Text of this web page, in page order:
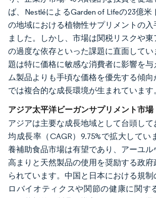
ば、NestléによるGarden of Lifeの23億
の地域における植物性サプリメントの入
ました。しかし、市場は関税リスクや
の過度な依存といった課題に直面して
題は特に価格に敏感な消費者に影響を
ム製品よりも手頃な価格を優先する傾
では複合的な成長環境が生まれています
アジア太平洋ビーガンサプリメント市場
アジアは主要な成長地域として台頭し
均成長率（CAGR）9.75%で拡大してい
養補助食品市場は有望であり、アーユ
高まりと天然製品の使用を奨励する政府
られています。中国と日本における規
ロバイオティクスや関節の健康に関す